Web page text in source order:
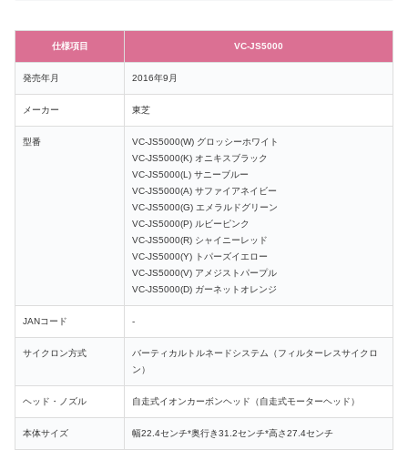
仕様項目 VC-JS5000
発売年月 2016年9月
メーカー 東芝
型番
VC-JS5000(W) グロッシーホワイト
VC-JS5000(K) オニキスブラック
VC-JS5000(L) サニーブルー
VC-JS5000(A) サファイアネイビー
VC-JS5000(G) エメラルドグリーン
VC-JS5000(P) ルビーピンク
VC-JS5000(R) シャイニーレッド
VC-JS5000(Y) トパーズイエロー
VC-JS5000(V) アメジストパープル
VC-JS5000(D) ガーネットオレンジ
JANコード -
サイクロン方式
バーティカルトルネードシステム（フィルターレスサイクロ
ン）
ヘッド・ノズル 自走式イオンカーボンヘッド（自走式モーターヘッド）
本体サイズ 幅22.4センチ*奥行き31.2センチ*高さ27.4センチ